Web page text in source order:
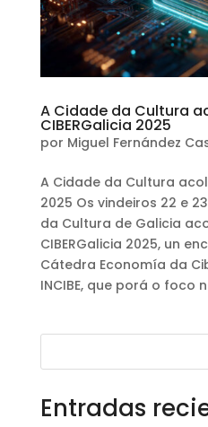
A Cidade da Cultura
CIBERGalicia 2025
por Miguel Fernández
A Cidade da Cultura
2025 Os vindeiros 22 e
da Cultura de Galicia
CIBERGalicia 2025, un
Cátedra Economía da
INCIBE, que porá o foco
Entradas